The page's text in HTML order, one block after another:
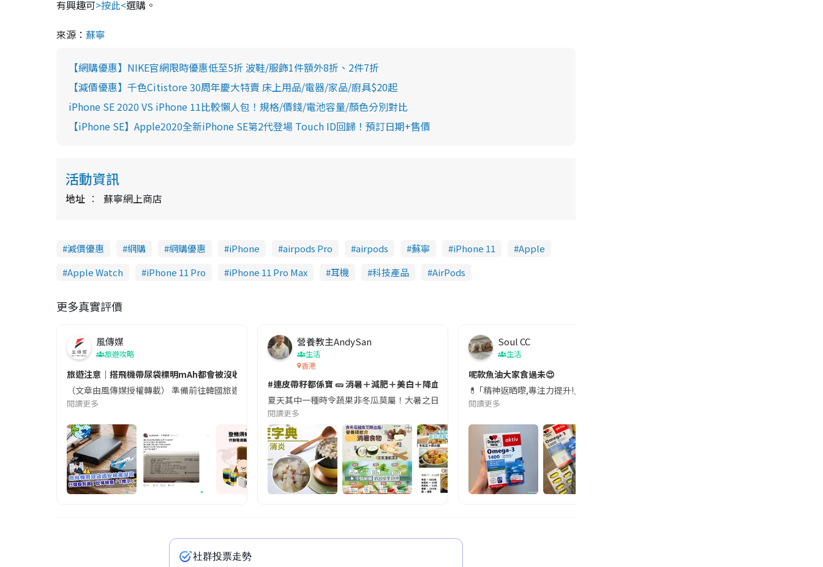
有興趣可>按此<選購。
來源： 蘇寧
【網購優惠】NIKE官網限時優惠低至5折 波鞋/服飾1件額外8折、2件7折
【減價優惠】千色Citistore 30周年慶大特賣 床上用品/電器/家品/廚具$20起
iPhone SE 2020 VS iPhone 11比較懶人包！規格/價錢/電池容量/顏色分別對比
【iPhone SE】Apple2020全新iPhone SE第2代登場 Touch ID回歸！預訂日期+售價
活動資訊
地址 蘇寧網上商店
減價優惠 網購 網購優惠 iPhone airpods Pro airpods 蘇寧 iPhone 11
Apple
Apple Watch
iPhone 11 Pro iPhone 11 Pro Max 耳機 科技產品 AirPods
更多真實評價
風傳媒
旅遊攻略
旅遊注意｜搭飛機帶尿袋標明mAh都會被沒收😱出發前切記檢查「1標示」🚨
（文章由風傳媒授權轉載） 準備前往韓國旅遊的民眾，近期要特別留意隨身行李中的行動電源。一名旅客日前在機場安檢時，明明攜帶的行動電源機身已標示「10000mAh」，卻仍被要求當場
閱讀更多
營養教主AndySan
生活
香港
#連皮帶籽都係寶 🥒 消暑＋減肥＋美白＋降血脂
夏天其中一種時令蔬果非冬瓜莫屬！大暑之日，點都要飲碗冬瓜湯消暑解渴！除了解暑，冬瓜仲有好多鮮為人知嘅好處：減肥、消水腫、降血
閱讀更多
Soul CC
生活
呢款魚油大家食過未😍
💊 ｢精神返晒嚟,專注力提升!｣ 長時間對住電腦､剪片寫稿,成日覺得眼睛乾澀､腦袋好似｢斷
閱讀更多